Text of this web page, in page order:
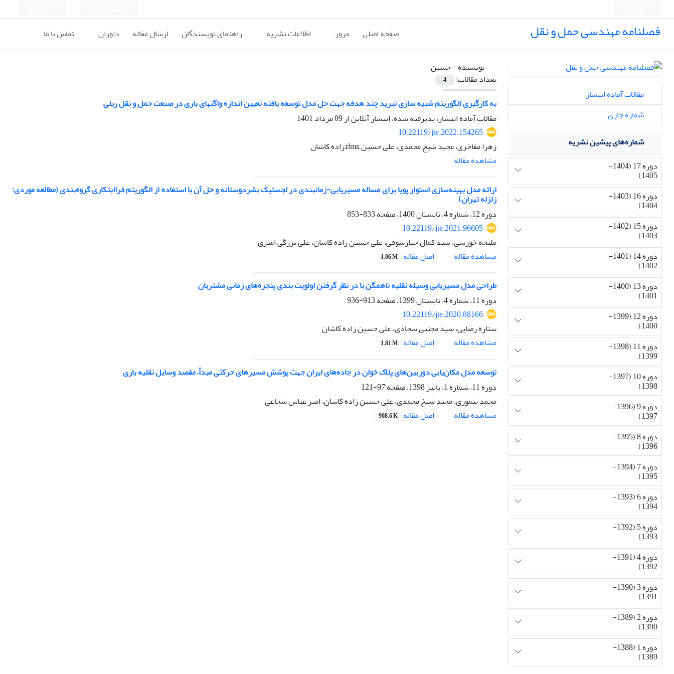
فصلنامه مهندسی حمل و نقل صفحه اصلی مرور اطلاعات نشریه راهنمای نویسندگان ارسال مقاله داوران تماس با ما
نویسنده =حسین
تعداد مقالات:
4
به کارگیری الگوریتم شبیه سازی تبرید چند هدفه جهت حل مدل توسعه یافته تعیین اندازه واگن‏های باری در صنعت حمل و نقل ریلی
مقالات آماده انتشار، پذیرفته شده، انتشار آنلاین از09 مرداد 1401
10.22119/jte.2022.154265
زهرا مفاخری، مجید شیخ محمدی، علی حسین &rlm;زاده کاشان
مشاهده مقاله
ارائه مدل بهینه‌سازی استوار پویا برای مساله مسیریابی-زمانبندی در لجستیک بشردوستانه و حل آن با استفاده از الگوریتم فراابتکاری گروه‌بندی (مطالعه موردی:
زلزله تهران)
دوره 12، شماره 4، تابستان 1400، صفحه
833-853
10.22119/jte.2021.96605
ملیحه خورسی، سید کمال چهارسوقی، علی حسین زاده کاشان، علی بزرگی امیری
مشاهده مقاله
اصل مقاله 1.06 M
طراحی مدل مسیریابی وسیله نقلیه ناهمگن با در نظر گرفتن اولویت بندی پنجره‌های زمانی مشتریان
دوره 11، شماره 4، تابستان 1399، صفحه
913-936
10.22119/jte.2020.88166
ستاره رضایی، سید مجتبی سجادی، علی حسین زاده کاشان
مشاهده مقاله
اصل مقاله 1.81 M
توسعه مدل مکان‌یابی دوربین‌های پلاک خوان در جاده‌های ایران جهت پوشش مسیرهای حرکتی مبدأ– مقصد وسایل نقلیه باری
دوره 11، شماره 1، پاییز 1398، صفحه
97-121
محمد تیموری، مجید شیخ محمدی، علی حسین زاده کاشان، امیر عباس شجاعی
مشاهده مقاله
اصل مقاله 908.6 K
مقالات آماده انتشار
شماره جاری
شماره‌های پیشین نشریه
دوره 17 (1404-
1405)
دوره 16 (1403-
1404)
دوره 15 (1402-
1403)
دوره 14 (1401-
1402)
دوره 13 (1400-
1401)
دوره 12 (1399-
1400)
دوره 11 (1398-
1399)
دوره 10 (1397-
1398)
دوره 9 (1396-
1397)
دوره 8 (1395-
1396)
دوره 7 (1394-
1395)
دوره 6 (1393-
1394)
دوره 5 (1392-
1393)
دوره 4 (1391-
1392)
دوره 3 (1390-
1391)
دوره 2 (1389-
1390)
دوره 1 (1388-
1389)